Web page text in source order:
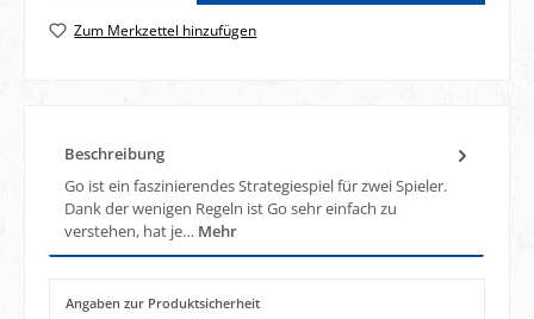
Zum Merkzettel hinzufügen
Beschreibung
Go ist ein faszinierendes Strategiespiel für zwei Spieler.
Dank der wenigen Regeln ist Go sehr einfach zu
verstehen, hat je… Mehr
Angaben zur Produktsicherheit